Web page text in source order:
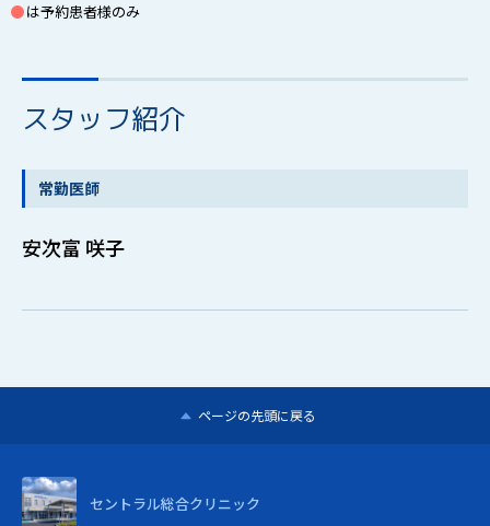
は予約患者様のみ
スタッフ紹介
常勤医師
安次富 咲子
ページの先頭に戻る
セントラル総合クリニック